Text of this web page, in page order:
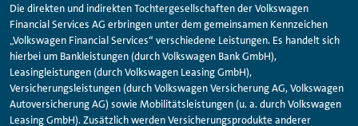
Die direkten und indirekten Tochtergesellschaften der Volkswagen
FinancialServices AG erbringen unter dem gemeinsamen Kennzeichen
„Volkswagen FinancialServices“ verschiedene Leistungen. Es handelt sich
hierbei um Bankleistungen (durch Volkswagen Bank GmbH),
Leasingleistungen (durch Volkswagen Leasing GmbH),
Versicherungsleistungen (durch Volkswagen Versicherung AG, Volkswagen
Autoversicherung AG) sowie Mobilitätsleistungen (u. a. durch Volkswagen
Leasing GmbH). Zusätzlich werden Versicherungsprodukte anderer